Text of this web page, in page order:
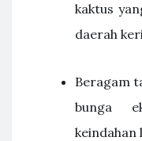
kaktus
daerah
Beragam
bunga
keindahan